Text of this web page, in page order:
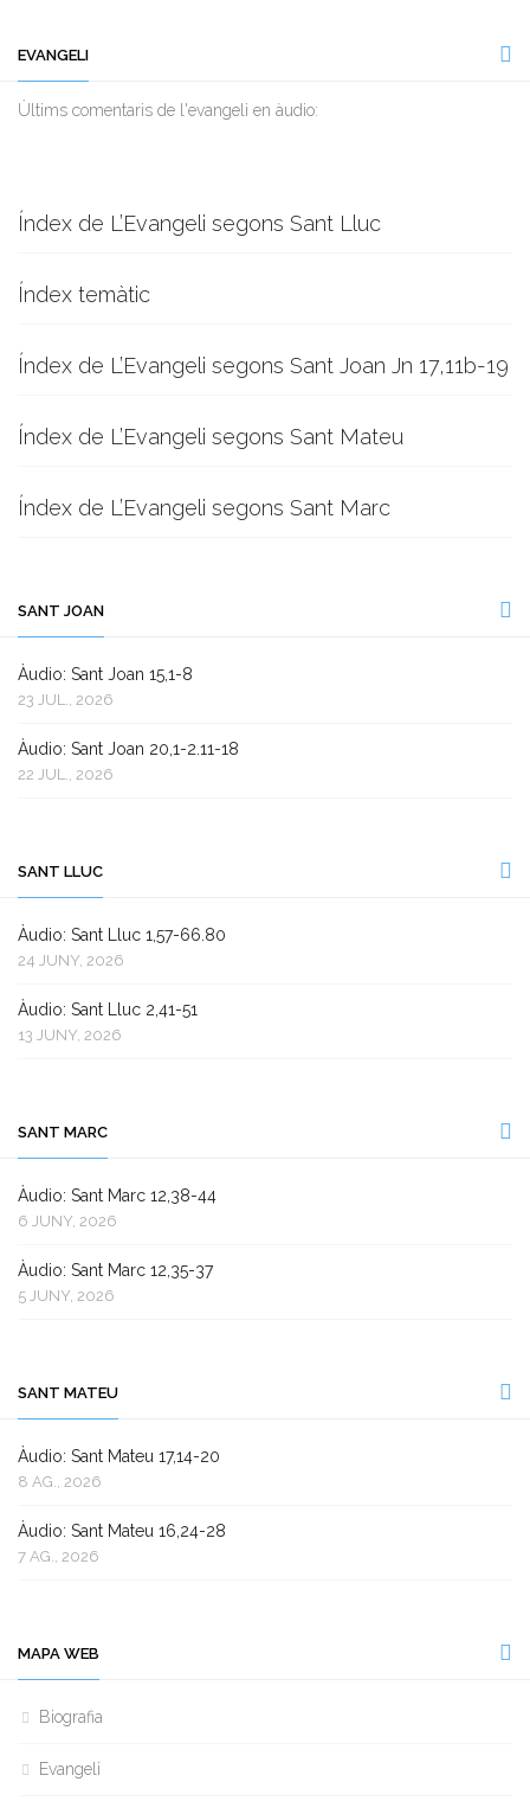
EVANGELI
Ùltims comentaris de l'evangeli en àudio:
Índex de L’Evangeli segons Sant Lluc
Índex temàtic
Índex de L’Evangeli segons Sant Joan Jn 17,11b-19
Índex de L’Evangeli segons Sant Mateu
Índex de L’Evangeli segons Sant Marc
SANT JOAN
Àudio: Sant Joan 15,1-8
23 JUL., 2026
Àudio: Sant Joan 20,1-2.11-18
22 JUL., 2026
SANT LLUC
Àudio: Sant Lluc 1,57-66.80
24 JUNY, 2026
Àudio: Sant Lluc 2,41-51
13 JUNY, 2026
SANT MARC
Àudio: Sant Marc 12,38-44
6 JUNY, 2026
Àudio: Sant Marc 12,35-37
5 JUNY, 2026
SANT MATEU
Àudio: Sant Mateu 17,14-20
8 AG., 2026
Àudio: Sant Mateu 16,24-28
7 AG., 2026
MAPA WEB
Biografia
Evangeli